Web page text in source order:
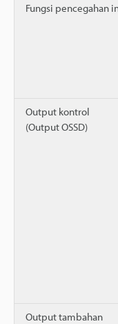
Fungsi pencegahan
Output kontrol
(Output OSSD)
Output tambahan